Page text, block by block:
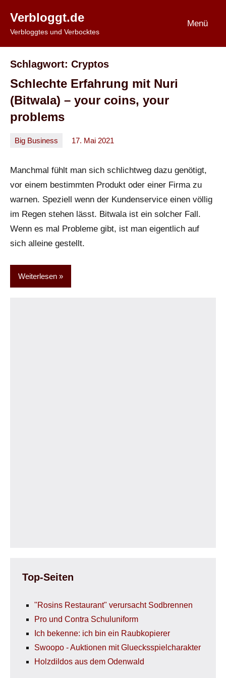
Inhalt
springen
Verbloggt.de
Verbloggtes und Verbocktes
Menü
Schlagwort: Cryptos
Schlechte Erfahrung mit Nuri
(Bitwala) – your coins, your
problems
Big Business 17. Mai 2021
Oliver
Manchmal fühlt man sich schlichtweg dazu genötigt,
vor einem bestimmten Produkt oder einer Firma zu
warnen. Speziell wenn der Kundenservice einen völlig
im Regen stehen lässt. Bitwala ist ein solcher Fall.
Wenn es mal Probleme gibt, ist man eigentlich auf
sich alleine gestellt.
Weiterlesen
Top-Seiten
"Rosins Restaurant" verursacht Sodbrennen
Pro und Contra Schuluniform
Ich bekenne: ich bin ein Raubkopierer
Swoopo - Auktionen mit Gluecksspielcharakter
Holzdildos aus dem Odenwald